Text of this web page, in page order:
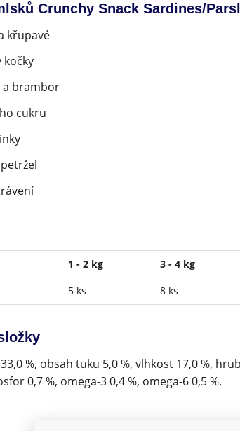
Crunchy Snack Sardines/
křupavé
kočky
a brambor
cukru
1 - 2 kg 3 - 4 kg
5 ks 8 ks
%, obsah tuku 5,0 %, vlhkost 17,0 %,
0,7 %, omega-3 0,4 %, omega-6 0,5 %.